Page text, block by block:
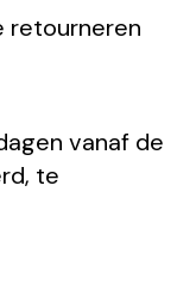
retourneren
vanaf de
te